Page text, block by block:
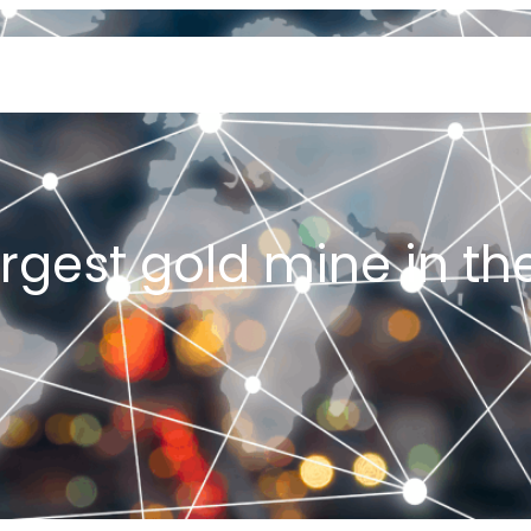
gold mine in